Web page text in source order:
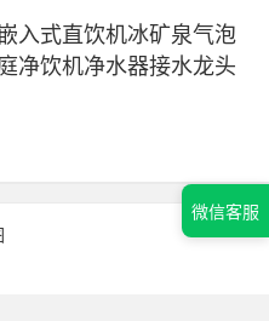
入式直饮机冰矿泉气泡
净饮机净水器接水龙头
微信客服